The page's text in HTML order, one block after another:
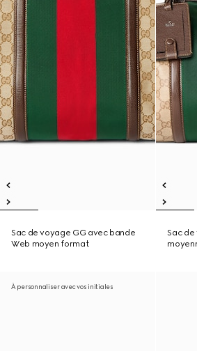
Sac de voyage GG avec bande
Web moyen format
Sac de
À personnaliser avec vos initiales